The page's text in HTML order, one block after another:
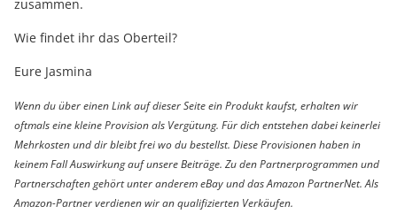
zusammen.
Wie findet ihr das Oberteil?
Eure Jasmina
Wenn du über einen Link auf dieser Seite ein Produkt kaufst, erhalten wir
oftmals eine kleine Provision als Vergütung. Für dich entstehen dabei keinerlei
Mehrkosten und dir bleibt frei wo du bestellst. Diese Provisionen haben in
keinem Fall Auswirkung auf unsere Beiträge. Zu den Partnerprogrammen und
Partnerschaften gehört unter anderem eBay und das Amazon PartnerNet. Als
Amazon-Partner verdienen wir an qualifizierten Verkäufen.